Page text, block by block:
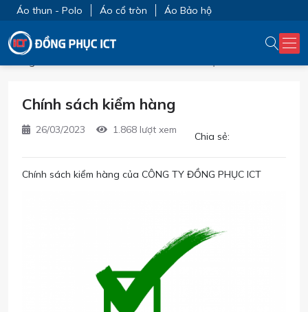
Áo thun - Polo Áo cổ tròn Áo Bảo hộ
Chính sách kiểm hàng
26/03/2023 1.868 lượt xem
Chia sẻ:
Chính sách kiểm hàng của CÔNG TY ĐỒNG PHỤC ICT